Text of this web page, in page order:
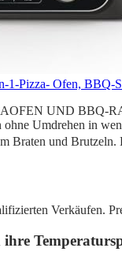
Pizza- Ofen, BBQ-
UND BBQ-
Umdrehen in
und Brutzeln.
Verkäufen.